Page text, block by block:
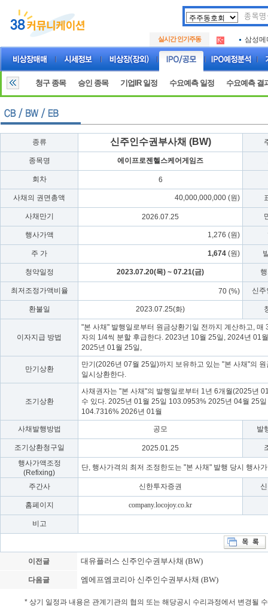
실시간 인기주동
.
아크로
삼성메
.
아크로
아하
청구 종목 승인 종목 기업IR 일정 수요예측 일정 수요예측 결
종류 신주인수권부사채 (BW)
종목명 에이프로젠헬스케어게임즈
회차 6
사채의 권면총액 40,000,000,000 (원)
사채만기 2026.07.25
행사가액 1,276 (원)
주 가 1,674 (원)
청약일정 2023.07.20(목) ~ 07.21(금)
최저조정가액비율 70 (%) 신
환불일 2023.07.25(화)
이자지급 방법
"본 사채" 발행일로부터 원금상환기일 전까지 계산하고,
자의 1/4씩 분할 후급한다. 2023년 10월 25일, 2024년 01
2025년 01월 25일,
만기상환
만기(2026년 07월 25일)까지 보유하고 있는 "본 사채"의
일시상환한다.
조기상환
사채권자는 "본 사채"의 발행일로부터 1년 6개월(2025년
수 있다. 2025년 01월 25일 103.0953% 2025년 04월 25
104.7316% 2026년 01월
사채발행방법 공모 발
조기상환청구일 2025.01.25
행사가액조정
(Refixing)
단, 행사가격의 최저 조정한도는 "본 사채" 발행 당시 행사
주간사 신한투자증권
홈페이지 company.locojoy.co.kr
비고
이전글 대유플러스 신주인수권부사채 (BW)
다음글 엠에프엠코리아 신주인수권부사채 (BW)
* 상기 일정과 내용은 관계기관의 협의 또는 해당공시 수리과정에서 변경될